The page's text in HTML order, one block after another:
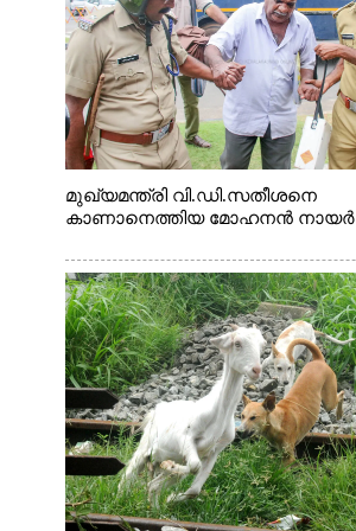
മുഖ്യമന്ത്രി വി.ഡി.സതീശനെ
കാണാനെത്തിയ മോഹനൻ നായർ